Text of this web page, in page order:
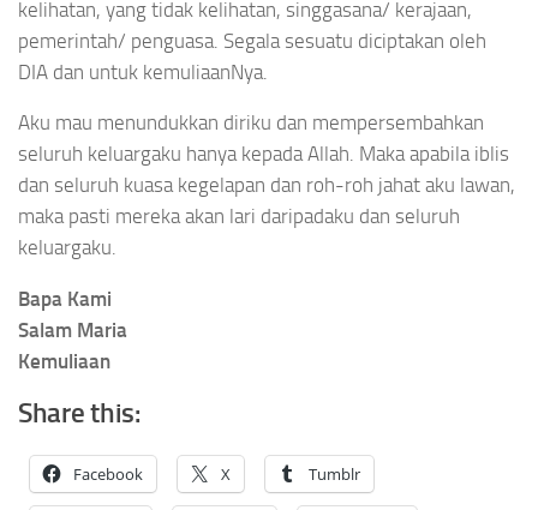
kelihatan, yang tidak kelihatan, singgasana/ kerajaan,
pemerintah/ penguasa. Segala sesuatu diciptakan oleh
DIA dan untuk kemuliaanNya.
Aku mau menundukkan diriku dan mempersembahkan
seluruh keluargaku hanya kepada Allah. Maka apabila iblis
dan seluruh kuasa kegelapan dan roh-roh jahat aku lawan,
maka pasti mereka akan lari daripadaku dan seluruh
keluargaku.
Bapa Kami
Salam Maria
Kemuliaan
Share this:
Facebook X Tumblr